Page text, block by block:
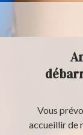
Vous
accueillir de